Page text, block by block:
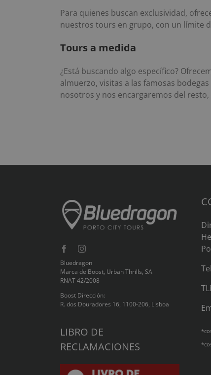
Para quienes buscan exclusividad,
nuestros tours en grupo, con un límite
Tours a medida
¿Está buscando algo específico?
almuerzo, visitas a las famosas
nosotros y nos encargaremos del
Bluedragon
Marca de Boost, Urban Thrills, SA
RNAT 42/2008
Boost Dirección:
R. dos Douradores 16, 1100-206, Lisboa
LIBRO DE
RECLAMACIONES